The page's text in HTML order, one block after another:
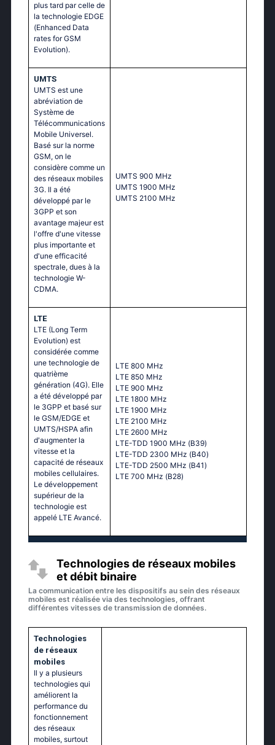
plus tard par celle de
la technologie EDGE
(Enhanced Data
rates for GSM
Evolution).
UMTS
UMTS est une
abréviation de
Système de
Télécommunications
Mobile Universel.
Basé sur la norme
GSM, on le
considère comme un
des réseaux mobiles
3G. Il a été
développé par le
3GPP et son
avantage majeur est
l'offre d'une vitesse
plus importante et
d'une efficacité
spectrale, dues à la
technologie W-
CDMA.
UМТS 900 МНz
UМТS 1900 МНz
UМТS 2100 МНz
LTE
LTE (Long Term
Evolution) est
considérée comme
une technologie de
quatrième
génération (4G). Elle
a été développé par
le 3GPP et basé sur
le GSM/EDGE et
UMTS/HSPA afin
d'augmenter la
vitesse et la
capacité de réseaux
mobiles cellulaires.
Le développement
supérieur de la
technologie est
appelé LTE Avancé.
LТЕ 800 МНz
LТЕ 850 МНz
LТЕ 900 МНz
LТЕ 1800 МНz
LТЕ 1900 МНz
LТЕ 2100 МНz
LТЕ 2600 МНz
LТЕ-ТDD 1900 МНz (В39)
LТЕ-ТDD 2300 МНz (В40)
LТЕ-ТDD 2500 МНz (В41)
LТЕ 700 МНz (В28)
Technologies de réseaux mobiles
et débit binaire
La communication entre les dispositifs au sein des réseaux
mobiles est réalisée via des technologies, offrant
différentes vitesses de transmission de données.
Technologies
de réseaux
mobiles
Il y a plusieurs
technologies qui
améliorent la
performance du
fonctionnement
des réseaux
mobiles, surtout